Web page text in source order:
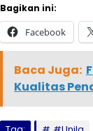
Bagikan ini:
Facebook
Baca Juga:
Kualitas